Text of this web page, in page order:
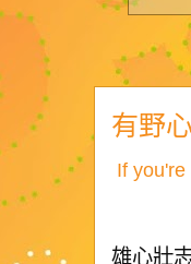
有野
If
雄心壯